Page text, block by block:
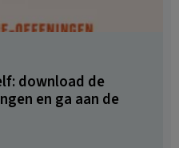
download de
en ga aan de